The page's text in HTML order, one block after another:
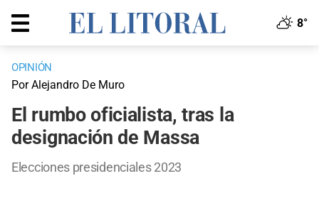
8°
OPINIÓN
Por Alejandro De Muro
El rumbo oficialista, tras la
designación de Massa
Elecciones presidenciales 2023